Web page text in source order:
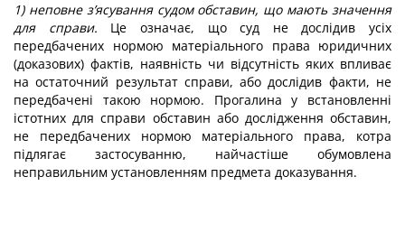
1) неповне з’ясування судом обставин, що мають значення
для справи. Це означає, що суд не дослідив усіх
передбачених нормою матеріального права юридичних
(доказових) фактів, наявність чи відсутність яких впливає
на остаточний результат справи, або дослідив факти, не
передбачені такою нормою. Прогалина у встановленні
істотних для справи обставин або дослідження обставин,
не передбачених нормою матеріального права, котра
підлягає застосуванню, найчастіше обумовлена
неправильним установленням предмета доказування.